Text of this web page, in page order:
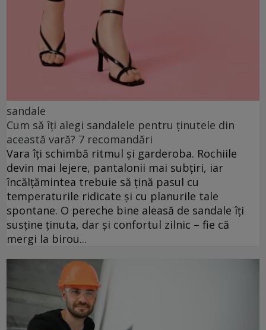
sandale
Cum să îți alegi sandalele pentru ținutele din
această vară? 7 recomandări
Vara îți schimbă ritmul și garderoba. Rochiile
devin mai lejere, pantalonii mai subțiri, iar
încălțămintea trebuie să țină pasul cu
temperaturile ridicate și cu planurile tale
spontane. O pereche bine aleasă de sandale îți
susține ținuta, dar și confortul zilnic – fie că
mergi la birou...